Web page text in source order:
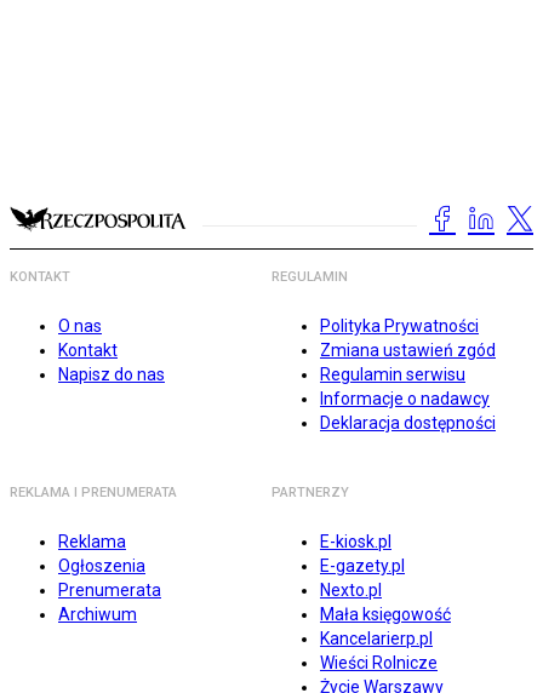
KONTAKT
O nas
Kontakt
Napisz do nas
REGULAMIN
Polityka Prywatności
Zmiana ustawień zgód
Regulamin serwisu
Informacje o nadawcy
Deklaracja dostępności
REKLAMA I PRENUMERATA
Reklama
Ogłoszenia
Prenumerata
Archiwum
PARTNERZY
E-kiosk.pl
E-gazety.pl
Nexto.pl
Mała księgowość
Kancelarierp.pl
Wieści Rolnicze
Życie Warszawy